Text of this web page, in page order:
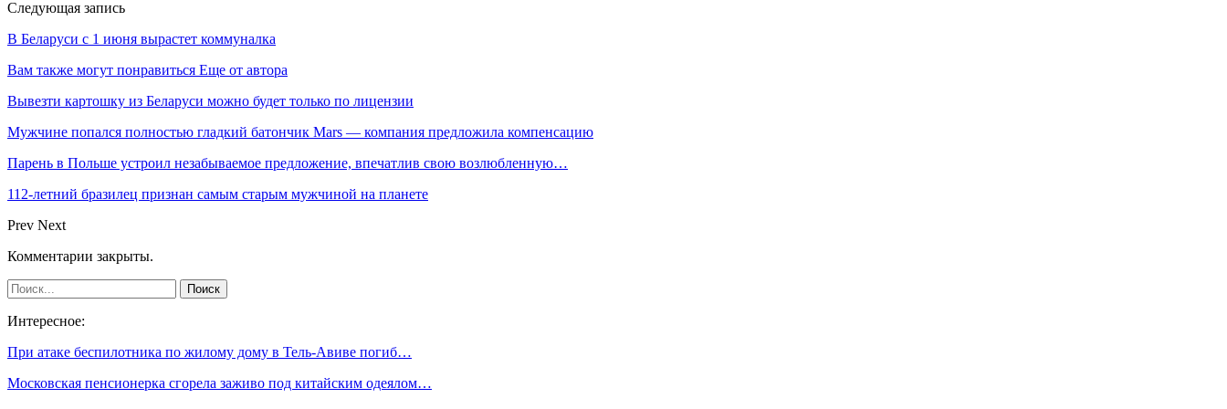
Следующая запись
В Беларуси с 1 июня вырастет коммуналка
Вам также могут понравиться Еще от автора
Вывезти картошку из Беларуси можно будет только по лицензии
Мужчине попался полностью гладкий батончик Mars — компания предложила компенсацию
Парень в Польше устроил незабываемое предложение, впечатлив свою возлюбленную…
112-летний бразилец признан самым старым мужчиной на планете
Prev Next
Комментарии закрыты.
Интересное:
При атаке беспилотника по жилому дому в Тель-Авиве погиб…
Московская пенсионерка сгорела заживо под китайским одеялом…